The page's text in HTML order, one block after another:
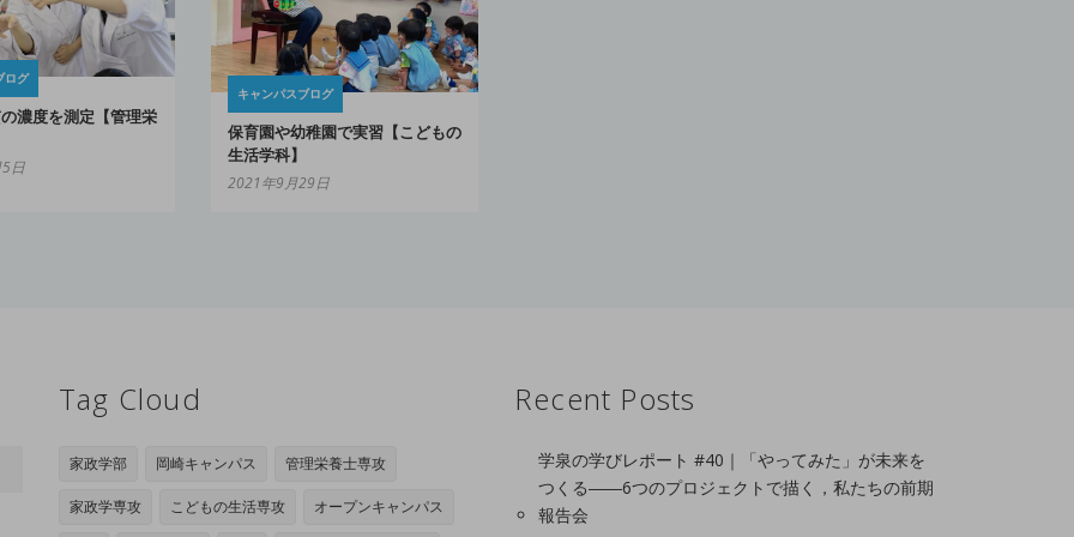
ログ
濃度を測定【管理栄
日
キャンパスブログ
保育園や幼稚園で実習【こどもの
生活学科】
2021年9月29日
Tag Cloud
家政学部 岡崎キャンパス 管理栄養士専攻
家政学専攻 こどもの生活専攻 オープンキャンパス
Recent Posts
学泉の学びレポート #40｜「やってみた」が未来を
つくる――6つのプロジェクトで描く，私たちの前期
報告会